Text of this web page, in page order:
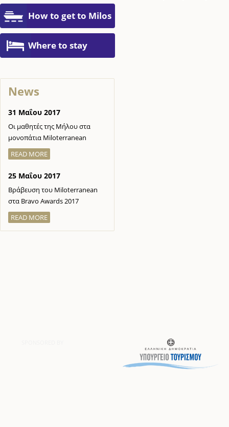
How to get to Milos
Where to stay
News
31 Μαΐου 2017
Οι μαθητές της Μήλου στα
μονοπάτια Miloterranean
READ MORE
25 Μαΐου 2017
Βράβευση του Miloterranean
στα Bravo Awards 2017
READ MORE